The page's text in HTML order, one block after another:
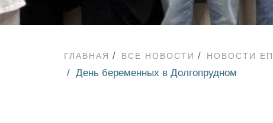
ГЛАВНАЯ ВСЕ НОВОСТИ НОВОСТИ
День беременных в Долгопрудном